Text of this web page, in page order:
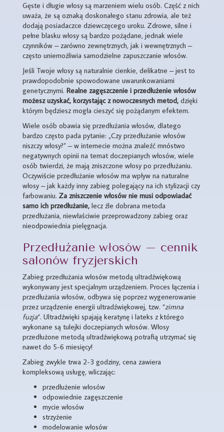
Gęste i długie włosy są marzeniem wielu osób. Część z nich
uważa, że są oznaką doskonałego stanu zdrowia, ale też
dodają posiadaczce dziewczęcego uroku. Zdrowe, silne i
pełne blasku włosy są bardzo pożądane, jednak wiele
czynników – zarówno zewnętrznych, jak i wewnętrznych –
często uniemożliwia samodzielne zapuszczanie włosów.
Jeśli Twoje włosy są naturalnie cienkie, delikatne – jest to
prawdopodobnie spowodowane uwarunkowaniami
genetycznymi. Realne zagęszczenie i przedłużenie włosów
możesz uzyskać, korzystając z nowoczesnych metod, dzięki
którym będziesz mogła cieszyć się pożądanym efektem.
Wiele osób obawia się przedłużania włosów, dlatego
bardzo często pada pytanie: „Czy przedłużanie włosów
niszczy włosy?” – w internecie można znaleźć mnóstwo
negatywnych opinii na temat doczepianych włosów, wiele
osób twierdzi, że mają zniszczone włosy po przedłużaniu.
Oczywiście przedłużanie włosów ma wpływ na naturalne
włosy – jak każdy inny zabieg polegający na ich stylizacji czy
farbowaniu. Za zniszczenie włosów nie musi odpowiadać
samo ich przedłużanie, lecz źle dobrana metoda
przedłużania, niewłaściwie przeprowadzony zabieg oraz
nieodpowiednia pielęgnacja.
Przedłużanie włosów – cennik
salonów fryzjerskich
Zabieg przedłużania włosów metodą ultradźwiękową
wykonywany jest specjalnym urządzeniem. Proces łączenia i
przedłużania włosów, odbywa się poprzez wygenerowanie
przez urządzenie energii ultradźwiękowej, tzw. “zimna
fuzja“. Ultradźwięki spajają keratynę i lateks z którego
wykonane są tulejki doczepianych włosów. Włosy
przedłużone metodą ultradźwiękową potrafią utrzymać się
nawet do 5-6 miesięcy!
Zabieg zwykle trwa 2-3 godziny, cena zawiera
kompleksową usługę, wliczając:
przedłużenie włosów
odpowiednie zagęszczenie
mycie włosów
strzyżenie
modelowanie włosów